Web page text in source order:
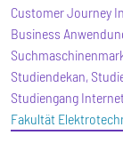
Customer Journey
Business
Studiendekan,
Studiengang
Fakultät